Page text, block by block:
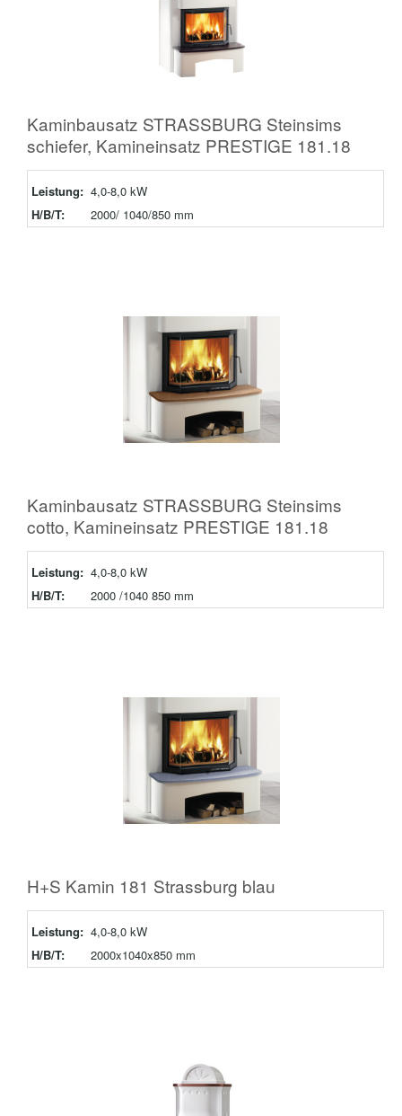
Kaminbausatz STRASSBURG Steinsims
schiefer, Kamineinsatz PRESTIGE 181.18
Leistung: 4,0-8,0 kW
H/B/T:
2000/ 1040/850 mm
Kaminbausatz STRASSBURG Steinsims
cotto, Kamineinsatz PRESTIGE 181.18
Leistung: 4,0-8,0 kW
H/B/T:
2000 /1040 850 mm
H+S Kamin 181 Strassburg blau
Leistung: 4,0-8,0 kW
H/B/T:
2000x1040x850 mm